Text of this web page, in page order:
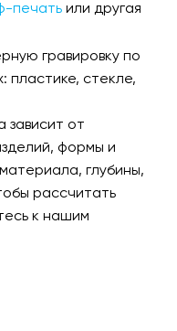
печать или другая
гравировку по
пластике, стекле,
зависит от
формы и
глубины,
рассчитать
к нашим